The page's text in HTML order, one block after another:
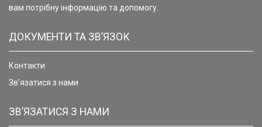
вам потрібну інформацію та допомогу.
ДОКУМЕНТИ ТА ЗВ’ЯЗОК
Контакти
Зв’язатися з нами
ЗВ’ЯЗАТИСЯ З НАМИ